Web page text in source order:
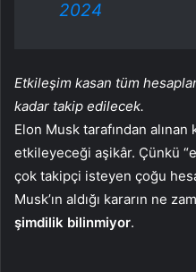
2024
Etkileşim kasan tüm
kadar takip edilecek.
Elon Musk tarafından alınan
etkileyeceği aşikâr. Çünkü
çok takipçi isteyen çoğu
Musk’ın aldığı kararın ne
şimdilik bilinmiyor.